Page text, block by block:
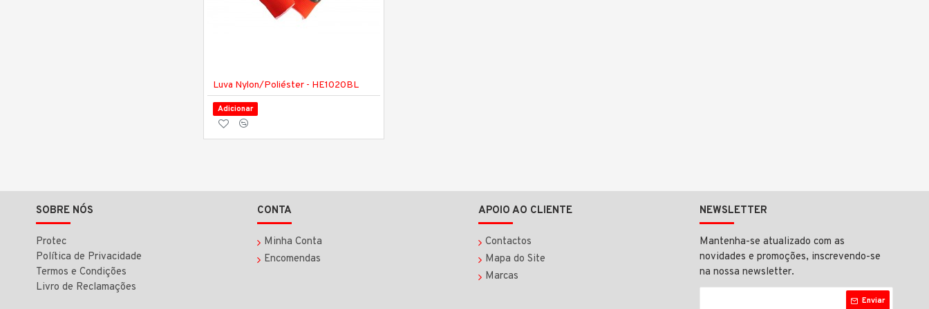
Luva Nylon/Poliéster - HE1020BL
Adicionar
SOBRE NÓS
Protec
Política de Privacidade
Termos e Condições
Livro de Reclamações
CONTA
Minha Conta
Encomendas
APOIO AO CLIENTE
Contactos
Mapa do Site
Marcas
NEWSLETTER
Mantenha-se atualizado com as
novidades e promoções, inscrevendo-se
na nossa newsletter.
Enviar